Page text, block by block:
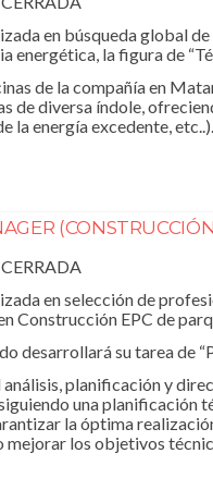
en búsqueda global
energética, la figura de
de la compañía en
de diversa índole,
la energía excedente, etc..).
en selección de
Construcción EPC de
desarrollará su tarea de
planificación y
una planificación
la óptima
mejorar los objetivos